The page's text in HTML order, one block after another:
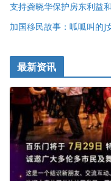
支持龚晓华保护房东利益
加国移民故事：呱呱叫的J
最新资讯